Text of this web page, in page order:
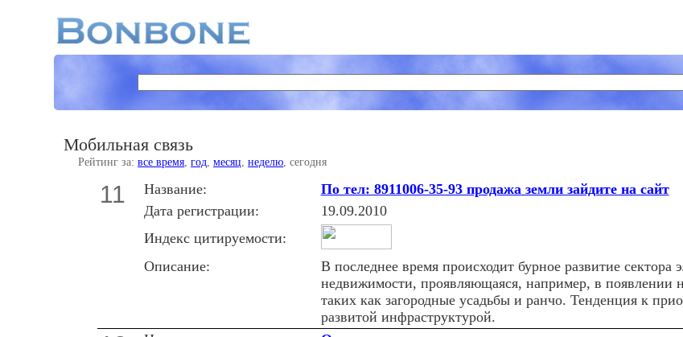
Мобильная связь
Рейтинг за:все время,год,месяц,неделю, сегодня
11 Название: По тел: 8911006-35-93 продажа земли зайдите на сайт
Дата регистрации:
19.09.2010
Индекс цитируемости:
Описание:
В последнее время происходит бурное развитие сектора
недвижимости, проявляющаяся, например, в появлении
таких как загородные усадьбы и ранчо. Тенденция к
развитой инфраструктурой.